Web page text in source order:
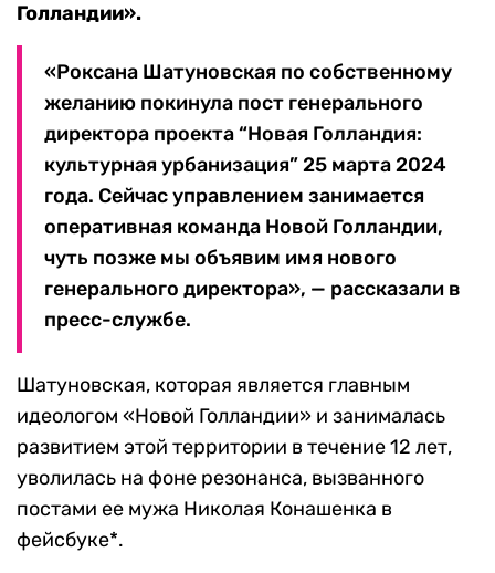
Голландии».
«Роксана Шатуновская по собственному
желанию покинула пост генерального
директора проекта “Новая Голландия:
культурная урбанизация” 25 марта 2024
года. Сейчас управлением занимается
оперативная команда Новой Голландии,
чуть позже мы объявим имя нового
генерального директора», — рассказали в
пресс-службе.
Шатуновская, которая является главным
идеологом «Новой Голландии» и занималась
развитием этой территории в течение 12 лет,
уволилась на фоне резонанса, вызванного
постами ее мужа Николая Конашенка в
фейсбуке*.